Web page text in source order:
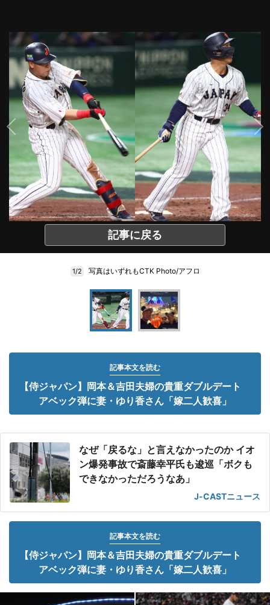
記事に戻る
1/2 写真はいずれもCTK Photo/アフロ
記事本文を読む
【侍ジャパン】岡本＆吉田夫婦の貴重ダブルデート
アベック弾に妻・ゆり香さん「嫁二人歓喜」
なぜ「戻るな」と言えなかったのか イオ
ン爆発事故で斎藤幸平氏も逡巡「ボクも
できなかっただろうなあ」
J-CASTニュース
記事本文を読む
【侍ジャパン】岡本＆吉田夫婦の貴重ダブルデート
アベック弾に妻・ゆり香さん「嫁二人歓喜」